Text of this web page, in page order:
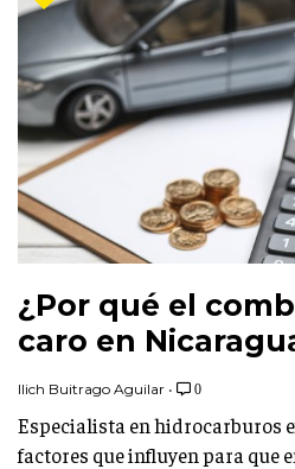
¿Por qué el
caro en
Ilich Buitrago Aguilar • 0
Especialista en hidrocarburos
factores que influyen para que